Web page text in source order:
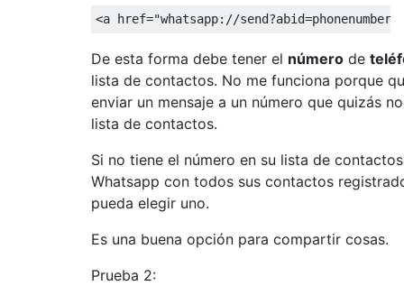
<a href="whatsapp://
De esta forma debe tener el número de
lista de contactos. No me funciona porque
enviar un mensaje a un número que quizás
lista de contactos.
Si no tiene el número en su lista de
Whatsapp con todos sus contactos
pueda elegir uno.
Es una buena opción para compartir cosas.
Prueba 2: